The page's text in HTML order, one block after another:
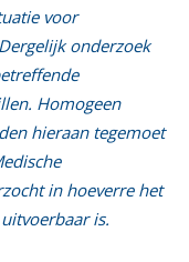
voor
onderzoek
Homogeen
hieraan tegemoet
in hoeverre het
is.